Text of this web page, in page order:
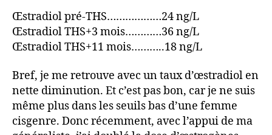
Œstradiol pré-THS………………24 ng/L
Œstradiol THS+3 mois…………36 ng/L
Œstradiol THS+11 mois………..18 ng/L
Bref, je me retrouve avec un taux d’œstradiol en
nette diminution. Et c’est pas bon, car je ne suis
même plus dans les seuils bas d’une femme
cisgenre. Donc récemment, avec l’appui de ma